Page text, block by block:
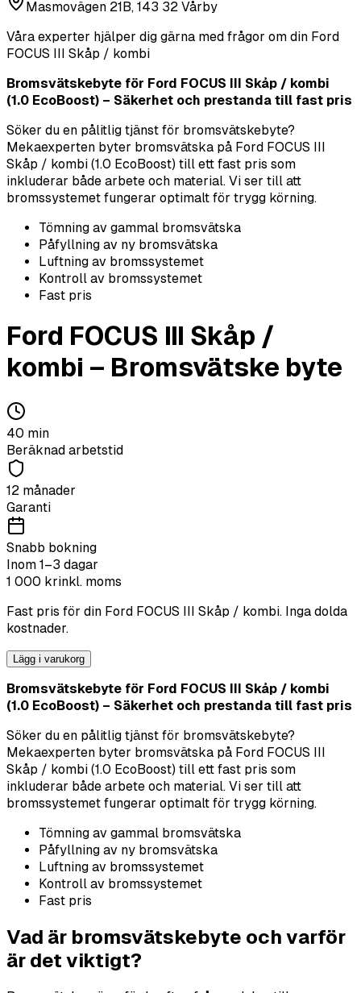
Masmovägen 21B, 143 32 Vårby
Våra experter hjälper dig gärna med frågor om din Ford
FOCUS III Skåp / kombi
Bromsvätskebyte för Ford FOCUS III Skåp / kombi
(1.0 EcoBoost) – Säkerhet och prestanda till fast pris
Söker du en pålitlig tjänst för bromsvätskebyte?
Mekaexperten byter bromsvätska på Ford FOCUS III
Skåp / kombi (1.0 EcoBoost) till ett fast pris som
inkluderar både arbete och material. Vi ser till att
bromssystemet fungerar optimalt för trygg körning.
Tömning av gammal bromsvätska
Påfyllning av ny bromsvätska
Luftning av bromssystemet
Kontroll av bromssystemet
Fast pris
Ford FOCUS III Skåp /
kombi – Bromsvätske byte
40 min
Beräknad arbetstid
12 månader
Garanti
Snabb bokning
Inom 1–3 dagar
1 000 krinkl. moms
Fast pris för din Ford FOCUS III Skåp / kombi. Inga dolda
kostnader.
Lägg i varukorg
Bromsvätskebyte för Ford FOCUS III Skåp / kombi
(1.0 EcoBoost) – Säkerhet och prestanda till fast pris
Söker du en pålitlig tjänst för bromsvätskebyte?
Mekaexperten byter bromsvätska på Ford FOCUS III
Skåp / kombi (1.0 EcoBoost) till ett fast pris som
inkluderar både arbete och material. Vi ser till att
bromssystemet fungerar optimalt för trygg körning.
Tömning av gammal bromsvätska
Påfyllning av ny bromsvätska
Luftning av bromssystemet
Kontroll av bromssystemet
Fast pris
Vad är bromsvätskebyte och varför
är det viktigt?